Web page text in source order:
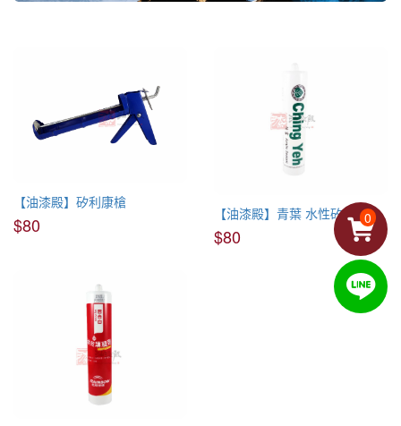
【油漆殿】矽利康槍
$80
【油漆殿】青葉 水性矽利康
$80
0